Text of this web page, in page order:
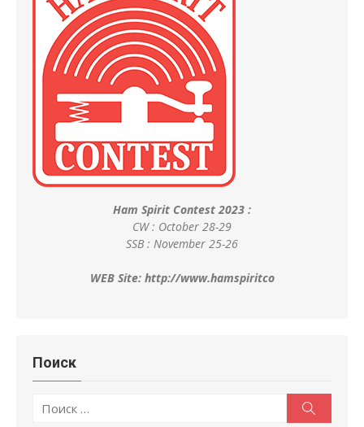
Ham Spirit Contest 2023 :
CW : October 28-29
SSB : November 25-26
WEB Site: http://www.hamspiritco
Поиск
Поиск